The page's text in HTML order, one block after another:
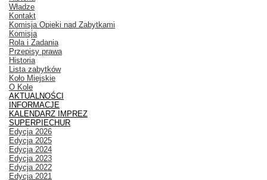
Władze
Kontakt
Komisja Opieki nad Zabytkami
Komisja
Rola i Zadania
Przepisy prawa
Historia
Lista zabytków
Koło Miejskie
O Kole
AKTUALNOŚCI
INFORMACJE
KALENDARZ IMPREZ
SUPERPIECHUR
Edycja 2026
Edycja 2025
Edycja 2024
Edycja 2023
Edycja 2022
Edycja 2021